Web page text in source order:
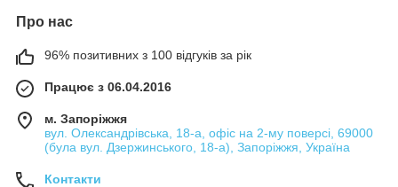
Про нас
96% позитивних з 100 відгуків за рік
Працює з 06.04.2016
м. Запоріжжя
вул. Олександрівська, 18-а, офіс на 2-му поверсі, 69000
(була вул. Дзержинського, 18-а), Запоріжжя, Україна
Контакти